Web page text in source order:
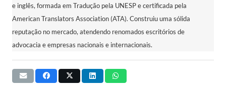
e inglês, formada em Tradução pela UNESP e certificada pela
American Translators Association (ATA). Construiu uma sólida
reputação no mercado, atendendo renomados escritórios de
advocacia e empresas nacionais e internacionais.